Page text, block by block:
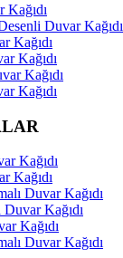
Kağıdı
Duvar Kağıdı
Kağıdı
Kağıdı
Kağıdı
Kağıdı
Kağıdı
Kağıdı
Duvar Kağıdı
Kağıdı
Kağıdı
Duvar Kağıdı